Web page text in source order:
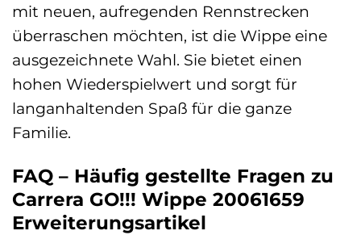
mit neuen, aufregenden Rennstrecken
überraschen möchten, ist die Wippe eine
ausgezeichnete Wahl. Sie bietet einen
hohen Wiederspielwert und sorgt für
langanhaltenden Spaß für die ganze
Familie.
FAQ – Häufig gestellte Fragen zu
Carrera GO!!! Wippe 20061659
Erweiterungsartikel